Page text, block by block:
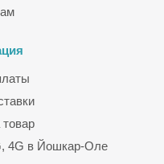
товар
4G в Йошкар-Оле